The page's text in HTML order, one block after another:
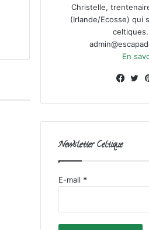
Christelle,
(Irlande/Ecosse) qui
celtiques.
En
Newsletter Celtique
E-mail *